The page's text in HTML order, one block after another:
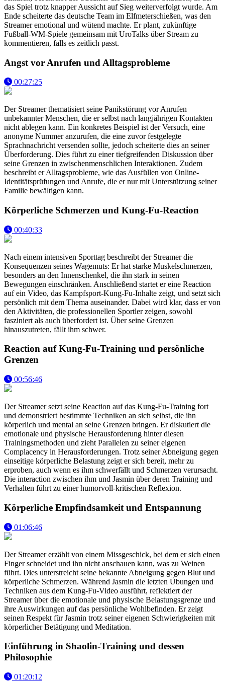
das Spiel trotz knapper Aussicht auf Sieg weiterverfolgt wurde. Am
Ende scheiterte das deutsche Team im Elfmeterschießen, was den
Streamer emotional und wütend machte. Er plant, zukünftige
Fußball-WM-Spiele gemeinsam mit UroTalks über Stream zu
kommentieren, falls es zeitlich passt.
Angst vor Anrufen und Alltagsprobleme
00:27:25
Der Streamer thematisiert seine Panikstörung vor Anrufen
unbekannter Menschen, die er selbst nach langjährigen Kontakten
nicht ablegen kann. Ein konkretes Beispiel ist der Versuch, eine
anonyme Nummer anzurufen, die eine zuvor festgelegte
Sprachnachricht versenden sollte, jedoch scheiterte dies an seiner
Überforderung. Dies führt zu einer tiefgreifenden Diskussion über
seine Grenzen in zwischenmenschlichen Interaktionen. Zudem
beschreibt er Alltagsprobleme, wie das Ausfüllen von Online-
Identitätsprüfungen und Anrufe, die er nur mit Unterstützung seiner
Familie bewältigen kann.
Körperliche Schmerzen und Kung-Fu-Reaction
00:40:33
Nach einem intensiven Sporttag beschreibt der Streamer die
Konsequenzen seines Wagemuts: Er hat starke Muskelschmerzen,
besonders an den Innenschenkel, die ihn stark in seinen
Bewegungen einschränken. Anschließend startet er eine Reaction
auf ein Video, das Kampfsport-Kung-Fu-Inhalte zeigt, und setzt sich
persönlich mit dem Thema auseinander. Dabei wird klar, dass er von
den Aktivitäten, die professionellen Sportler zeigen, sowohl
fasziniert als auch überfordert ist. Über seine Grenzen
hinauszutreten, fällt ihm schwer.
Reaction auf Kung-Fu-Training und persönliche
Grenzen
00:56:46
Der Streamer setzt seine Reaction auf das Kung-Fu-Training fort
und demonstriert bestimmte Techniken an sich selbst, die ihn
körperlich und mental an seine Grenzen bringen. Er diskutiert die
emotionale und physische Herausforderung hinter diesen
Trainingsmethoden und zieht Parallelen zu seiner eigenen
Complacency in Herausforderungen. Trotz seiner Abneigung gegen
einseitige körperliche Belastung zeigt er sich bereit, mehr zu
erproben, auch wenn es ihm schwerfällt und Schmerzen verursacht.
Die interaction zwischen ihm und Jasmin über deren Training und
Verhalten führt zu einer humorvoll-kritischen Reflexion.
Körperliche Empfindsamkeit und Entspannung
01:06:46
Der Streamer erzählt von einem Missgeschick, bei dem er sich einen
Finger schneidet und ihn nicht anschauen kann, was zu Weinen
führt. Dies unterstreicht seine bekannte Abneigung gegen Blut und
körperliche Schmerzen. Während Jasmin die letzten Übungen und
Techniken aus dem Kung-Fu-Video ausführt, reflektiert der
Streamer über die emotionale und physische Belastungsgrenze und
ihre Auswirkungen auf das persönliche Wohlbefinden. Er zeigt
seinen Respekt für Jasmin trotz seiner eigenen Schwierigkeiten mit
körperlicher Betätigung und Meditation.
Einführung in Shaolin-Training und dessen
Philosophie
01:20:12